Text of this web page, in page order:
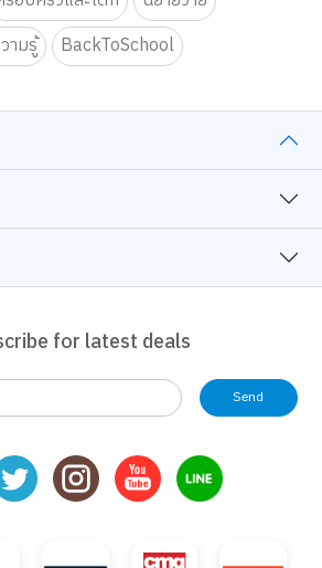
ามรู้
BackToSchool
for latest deals
Send